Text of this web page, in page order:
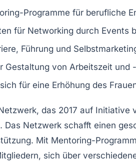
Programme für berufliche
für Networking durch Events
, Führung und
Gestaltung von Arbeitszeit und
für eine Erhöhung des
das 2017 auf
Das Netzwerk schafft einen
. Mit Mentoring-
sich über